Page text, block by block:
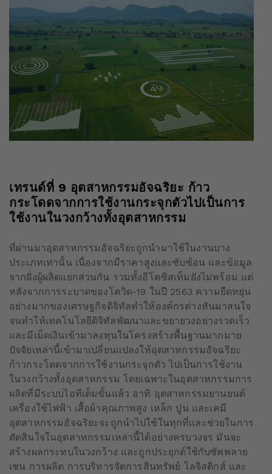
เทรนด์ที่ 9 อุตสาหกรรมอัจฉริยะ ก้าว
กระโดดจากการใช้งานกระจุกตัวไปเป็นการ
ใช้งานในวงกว้างทั้งอุตสาหกรรม
ที่ผ่านมาอุตสาหกรรมอัจฉริยะถูกนำมาใช้ในงานบาง
ประเภทเท่านั้น เนื่องจากมีราคาสูงและซับซ้อน และข้อมูล
จากฝั่งผู้ผลิตแยกส่วนกัน รวมทั้งอีโคซิสเท็มยังไม่พร้อม แต่
หลังจากการระบาดของโควิด-19 ในปี 2563 ความยืดหยุ่น
อย่างมากของเศรษฐกิจดิจิทัลทำให้องค์กรต่างหันมาสนใจ
จนทำให้เทคโนโลยีดิจิทัลพัฒนาและขยายวงอย่างรวดเร็ว
และมีเม็ดเงินเข้ามาลงทุนในโครงสร้างพื้นฐานมากมาย
ปัจจัยเหล่านี้เข้ามาเปลี่ยนแปลงให้อุตสาหกรรมอัจฉริยะ
ก้าวกระโดดจากการใช้งานกระจุกตัว ไปเป็นการใช้งาน
ในวงกว้างทั้งอุตสาหกรรม โดยเฉพาะในอุตสาหกรรมการ
ผลิตที่มีระบบไอทีเต็มขั้นแล้ว อาทิ อุตสาหกรรมยานยนต์
เครื่องใช้ไฟฟ้า เสื้อผ้าคุณภาพสูง เหล็ก ปูน และเคมี
อุตสาหกรรมอัจฉริยะจะถูกนำไปใช้ในทุกที่และช่วยในการ
ตัดสินใจในอุตสาหกรรมเหล่านี้ได้อย่างครบวงจร มันจะ
สร้างผลกระทบในวงกว้าง และถูกประยุกต์ใช้กับซัพพลาย
เชน การผลิต การบริหารจัดการสินทรัพย์ โลจิสติกส์ และ